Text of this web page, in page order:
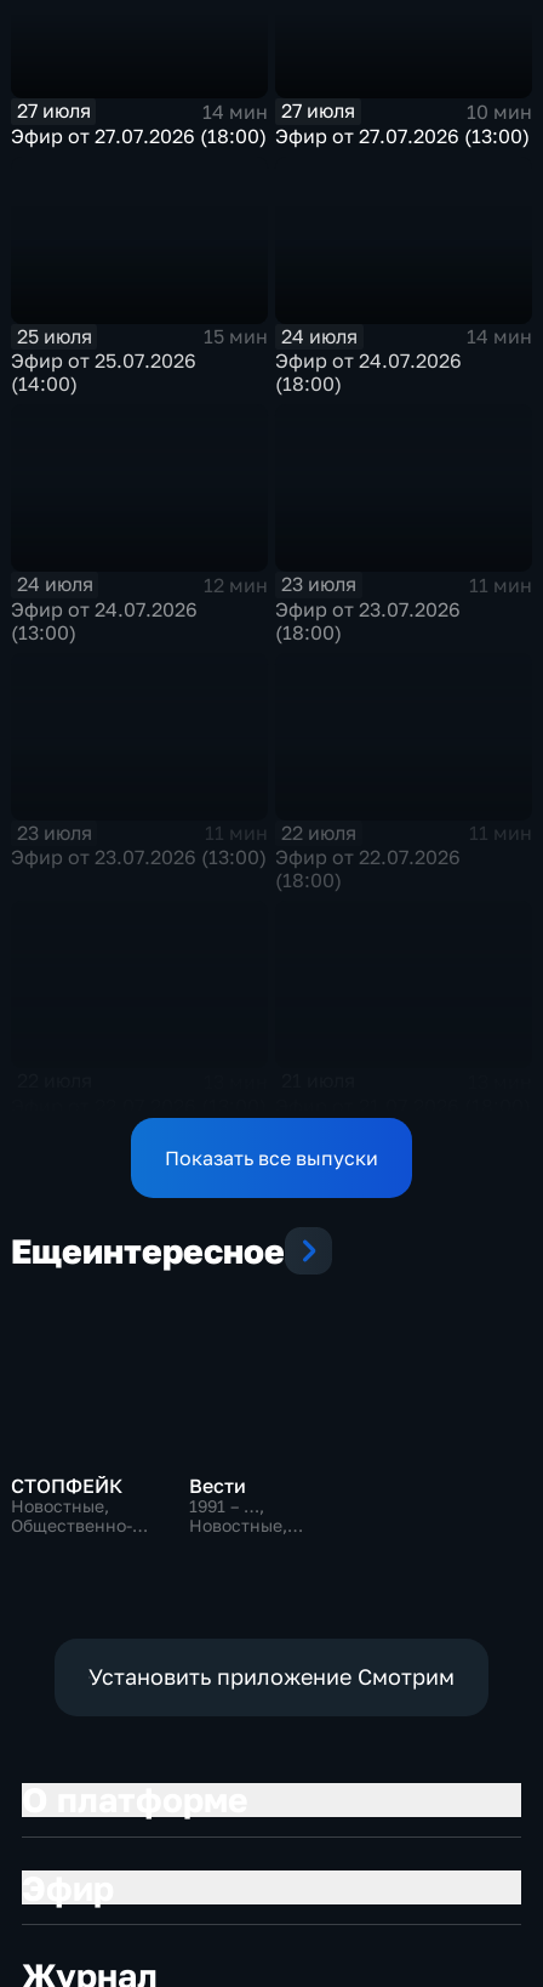
27 июля
14 мин
Эфир от 27.07.2026 (18:00)
27 июля
10 мин
Эфир от 27.07.2026 (13:00)
25 июля
15 мин
Эфир от 25.07.2026
(14:00)
24 июля
14 мин
Эфир от 24.07.2026
(18:00)
24 июля
12 мин
Эфир от 24.07.2026
(13:00)
23 июля
11 мин
Эфир от 23.07.2026
(18:00)
23 июля
11 мин
Эфир от 23.07.2026 (13:00)
22 июля
11 мин
Эфир от 22.07.2026
(18:00)
Показать все выпуски
Ещеинтересное
СТОПФЕЙК
Новостные,
Общественно-
Вести
1991 – …,
Новостные,
Установить приложение Смотрим
Журнал